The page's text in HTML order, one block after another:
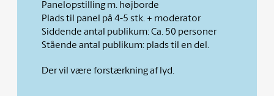
Panelopstilling m. højborde
Plads til panel på 4-5 stk. + moderator
Siddende antal publikum: Ca. 50 personer
Stående antal publikum: plads til en del.
Der vil være forstærkning af lyd.